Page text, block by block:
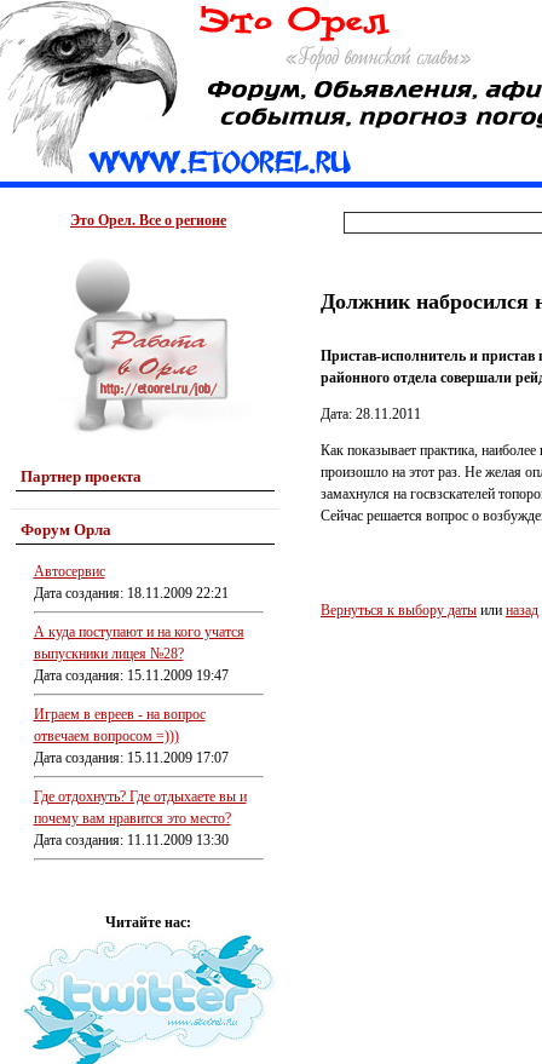
Это Орел. Все о регионе
Партнер проекта
Форум Орла
Автосервис
Дата создания: 18.11.2009 22:21
А куда поступают и на кого учатся
выпускники лицея №28?
Дата создания: 15.11.2009 19:47
Играем в евреев - на вопрос
отвечаем вопросом =)))
Дата создания: 15.11.2009 17:07
Где отдохнуть? Где отдыхаете вы и
почему вам нравится это место?
Дата создания: 11.11.2009 13:30
Читайте нас:
Должник набросился
Пристав-исполнитель и пристав
районного отдела совершали
Дата: 28.11.2011
Как показывает практика,
произошло на этот раз. Не желая
замахнулся на госвзскателей
Сейчас решается вопрос о
Вернуться к выбору даты или назад